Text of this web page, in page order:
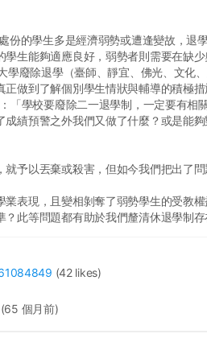
的學生多是經濟弱勢或遭逢變故，退
生能夠適應良好，弱勢者則需要在缺
廢除退學（臺師、靜宜、佛光、文化
做到了解個別學生情狀與輔導的積極措
學校要廢除二一退學制，一定要有相
成績預警之外我們又做了什麼？或是能
以丟棄或殺害，但如今我們把出了
表現，且變相剝奪了弱勢學生的受教
此等問題都有助於我們釐清休退學制
(42 likes)
個月前)